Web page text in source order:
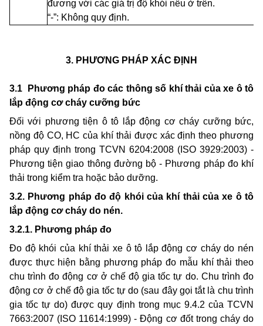
đương với các giá trị độ khói nêu ở trên.
“-”: Không quy định.
3. PHƯƠNG PHÁP XÁC ĐỊNH
3.1 Phương pháp đo các thông số khí thải của xe ô tô
lắp động cơ cháy cưỡng bức
Đối với phương tiện ô tô lắp động cơ cháy cưỡng bức,
nồng độ CO, HC của khí thải được xác định theo phương
pháp quy định trong TCVN 6204:2008 (ISO 3929:2003) -
Phương tiện giao thông đường bộ - Phương pháp đo khí
thải trong kiểm tra hoặc bảo dưỡng.
3.2. Phương pháp đo độ khói của khí thải của xe ô tô
lắp động cơ cháy do nén.
3.2.1. Phương pháp đo
Đo độ khói của khí thải xe ô tô lắp động cơ cháy do nén
được thực hiện bằng phương pháp đo mẫu khí thải theo
chu trình đo động cơ ở chế độ gia tốc tự do. Chu trình đo
động cơ ở chế độ gia tốc tự do (sau đây gọi tắt là chu trình
gia tốc tự do) được quy định trong mục 9.4.2 của TCVN
7663:2007 (ISO 11614:1999) - Động cơ đốt trong cháy do